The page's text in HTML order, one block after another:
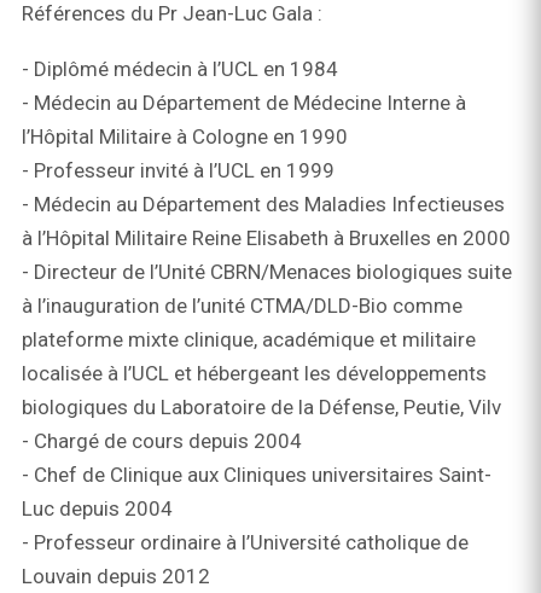
Références du Pr Jean-Luc Gala :
- Diplômé médecin à l’UCL en 1984
- Médecin au Département de Médecine Interne à
l’Hôpital Militaire à Cologne en 1990
- Professeur invité à l’UCL en 1999
- Médecin au Département des Maladies Infectieuses
à l’Hôpital Militaire Reine Elisabeth à Bruxelles en 2000
- Directeur de l’Unité CBRN/Menaces biologiques suite
à l’inauguration de l’unité CTMA/DLD-Bio comme
plateforme mixte clinique, académique et militaire
localisée à l’UCL et hébergeant les développements
biologiques du Laboratoire de la Défense, Peutie, Vilv
- Chargé de cours depuis 2004
- Chef de Clinique aux Cliniques universitaires Saint-
Luc depuis 2004
- Professeur ordinaire à l’Université catholique de
Louvain depuis 2012